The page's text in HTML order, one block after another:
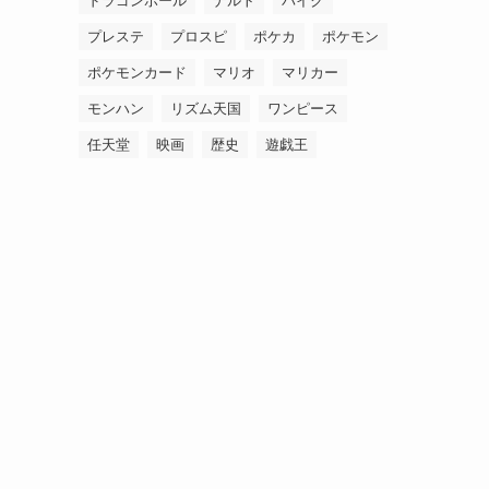
プレステ プロスピ ポケカ ポケモン
ポケモンカード マリオ マリカー
モンハン リズム天国 ワンピース
任天堂 映画 歴史 遊戯王